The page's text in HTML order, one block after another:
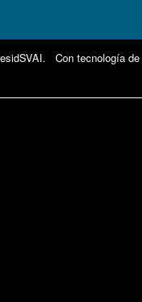
. Con tecnología de